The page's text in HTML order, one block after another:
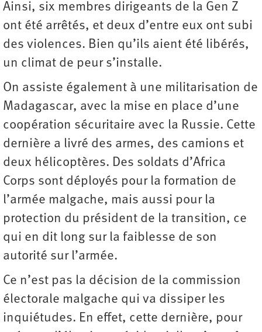
Ainsi, six membres dirigeants de la Gen Z
ont été arrêtés, et deux d’entre eux ont subi
des violences. Bien qu’ils aient été libérés,
un climat de peur s’installe.
On assiste également à une militarisation de
Madagascar, avec la mise en place d’une
coopération sécuritaire avec la Russie. Cette
dernière a livré des armes, des camions et
deux hélicoptères. Des soldats d’Africa
Corps sont déployés pour la formation de
l’armée malgache, mais aussi pour la
protection du président de la transition, ce
qui en dit long sur la faiblesse de son
autorité sur l’armée.
Ce n’est pas la décision de la commission
électorale malgache qui va dissiper les
inquiétudes. En effet, cette dernière, pour